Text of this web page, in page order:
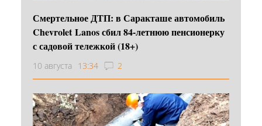
Смертельное ДТП: в Саракташе автомобиль
Chevrolet Lanos сбил 84-летнюю пенсионерку
с садовой тележкой (18+)
10 августа 13:34 2